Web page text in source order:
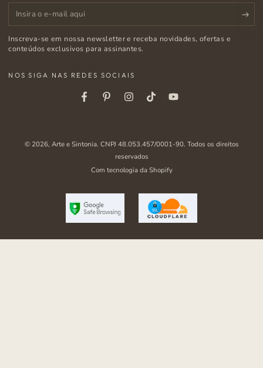
Insira
o
e-
Inscreva-se em nossa newsletter e receba novidades, ofertas e
conteúdos exclusivos para assinantes.
NOS SIGA NAS REDES SOCIAIS
FacebookPinterestInstagramTiktokYoutube
© 2026, Arte e Sintonia. CNPJ 48.053.457/0001-90. Todos os direitos
reservados
Com tecnologia da Shopify